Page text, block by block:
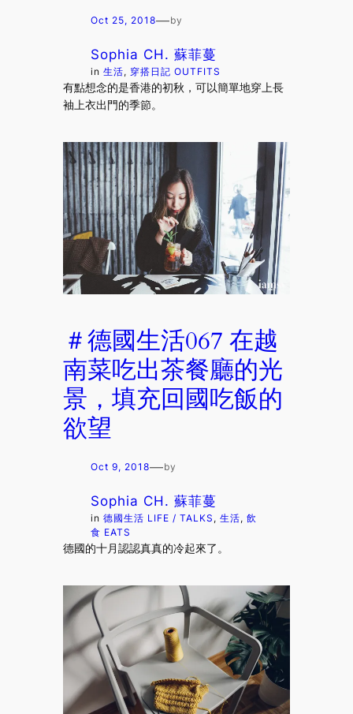
Oct 25, 2018—by
Sophia CH. 蘇菲蔓
in生活, 穿搭日記 OUTFITS
有點想念的是香港的初秋，可以簡單地穿上長
袖上衣出門的季節。
＃德國生活067 在越
南菜吃出茶餐廳的光
景，填充回國吃飯的
欲望
Oct 9, 2018—by
Sophia CH. 蘇菲蔓
in德國生活 LIFE / TALKS , 生活, 飲
食 EATS
德國的十月認認真真的冷起來了。